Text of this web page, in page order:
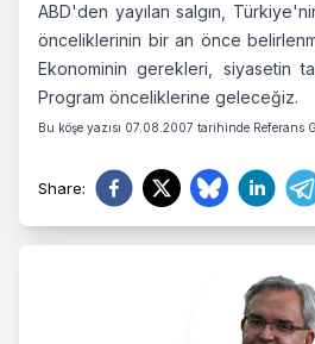
ABD'den yayılan salgın,
önceliklerinin bir an önce
Ekonominin gerekleri, siyasetin
Program önceliklerine geleceğiz.
Bu köşe yazısı 07.08.2007 tarihinde Referans
Share: